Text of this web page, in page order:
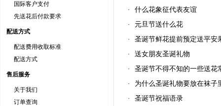
国际客户支付
先送花后付款要求
配送方式
配送费用收取标准
配送方式
售后服务
关于我们
订单查询
· 什么花象征代表友谊
· 元旦节送什么花
· 圣诞节鲜花提前预定送平安
· 送女朋友圣诞礼物
· 圣诞节不得不知的一些送花
· 为什么圣诞礼物要放在袜子
· 圣诞节祝福语录